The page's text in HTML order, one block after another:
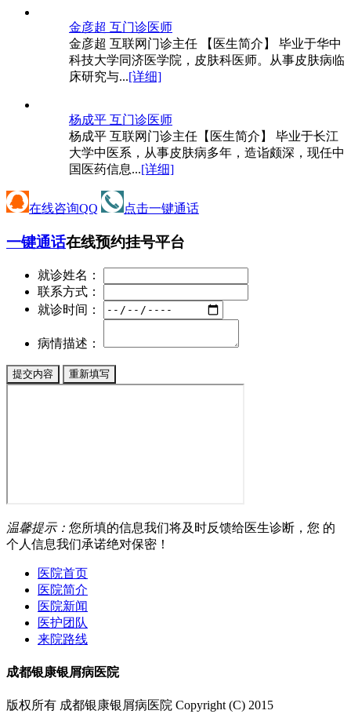
金彦超 互门诊医师
金彦超 互联网门诊主任 【医生简介】 毕业于华中
科技大学同济医学院，皮肤科医师。从事皮肤病临
床研究与...[详细]
杨成平 互门诊医师
杨成平 互联网门诊主任【医生简介】 毕业于长江
大学中医系，从事皮肤病多年，造诣颇深，现任中
国医药信息...[详细]
在线咨询QQ 点击一键通话
一键通话在线预约挂号平台
就诊姓名：
联系方式：
就诊时间：
病情描述：
温馨提示： 您所填的信息我们将及时反馈给医生诊断，您 的
个人信息我们承诺绝对保密！
医院首页
医院简介
医院新闻
医护团队
来院路线
成都银康银屑病医院
版权所有 成都银康银屑病医院 Copyright (C) 2015